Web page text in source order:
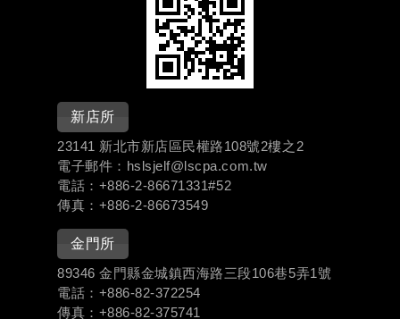
新店所
23141 新北市新店區民權路108號2樓之2
電子郵件：hslsjelf@lscpa.com.tw
電話：+886-2-86671331#52
傳真：+886-2-86673549
金門所
89346 金門縣金城鎮西海路三段106巷5弄1號
電話：+886-82-372254
傳真：+886-82-375741